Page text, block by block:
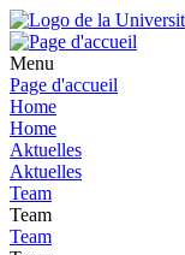
Menu
Page d'accueil
Home
Home
Aktuelles
Aktuelles
Team
Team
Team